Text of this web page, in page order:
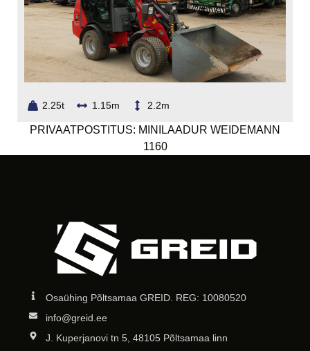
2.25t 1.15m 2.2m
PRIVAATPOSTITUS: MINILAADUR WEIDEMANN
1160
Osaühing Põltsamaa GREID. REG: 10080520
info@greid.ee
J. Kuperjanovi tn 5, 48105 Põltsamaa linn